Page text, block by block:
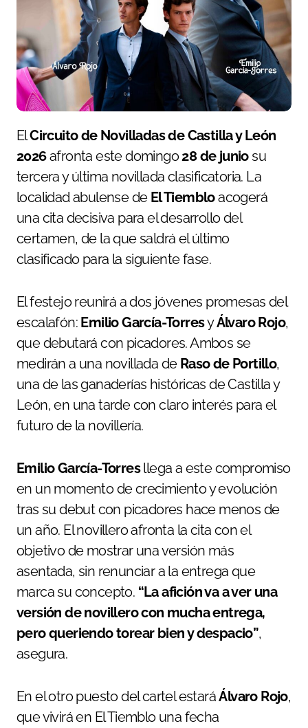
ElCircuito de Novilladas de Castilla y León
2026afronta este domingo28 de juniosu
tercera y última novillada clasificatoria. La
localidad abulense de El Tiembloacogerá
una cita decisiva para el desarrollo del
certamen, de la que saldrá el último
clasificado para la siguiente fase.
El festejo reunirá a dos jóvenes promesas del
escalafón: Emilio García-TorresyÁlvaro Rojo,
que debutará con picadores. Ambos se
medirán a una novillada de Raso de Portillo,
una de las ganaderías históricas de Castilla y
León, en una tarde con claro interés para el
futuro de la novillería.
Emilio García-Torresllega a este compromiso
en un momento de crecimiento y evolución
tras su debut con picadores hace menos de
un año. El novillero afronta la cita con el
objetivo de mostrar una versión más
asentada, sin renunciar a la entrega que
marca su concepto. “La afición va a ver una
versión de novillero con mucha entrega,
pero queriendo torear bien y despacio”,
asegura.
En el otro puesto del cartel estaráÁlvaro Rojo,
que vivirá en El Tiemblo una fecha